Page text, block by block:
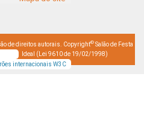
de direitos autorais. Copyright© Salão de Festa
Ideal (Lei 9610 de 19/02/1998)